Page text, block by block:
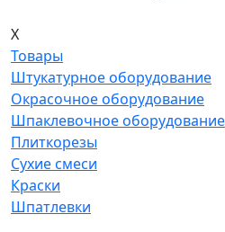
X
Товары
Штукатурное оборудование
Окрасочное оборудование
Шпаклевочное оборудование
Плиткорезы
Сухие смеси
Краски
Шпатлевки